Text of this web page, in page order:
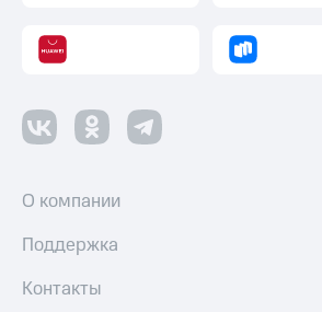
О компании
Поддержка
Контакты